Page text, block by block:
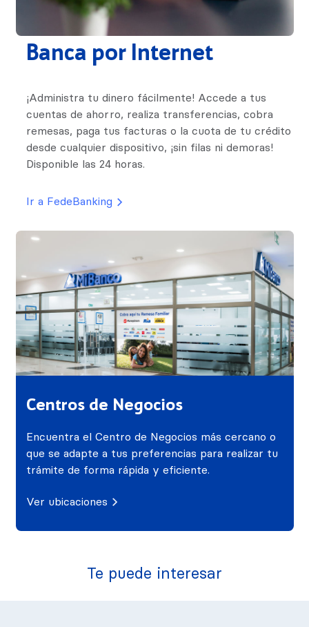
Banca por Internet
¡Administra tu dinero fácilmente! Accede a tus
cuentas de ahorro, realiza transferencias, cobra
remesas, paga tus facturas o la cuota de tu crédito
desde cualquier dispositivo, ¡sin filas ni demoras!
Disponible las 24 horas.
Ir a FedeBanking
Centros de Negocios
Encuentra el Centro de Negocios más cercano o
que se adapte a tus preferencias para realizar tu
trámite de forma rápida y eficiente.
Ver ubicaciones
Te puede interesar